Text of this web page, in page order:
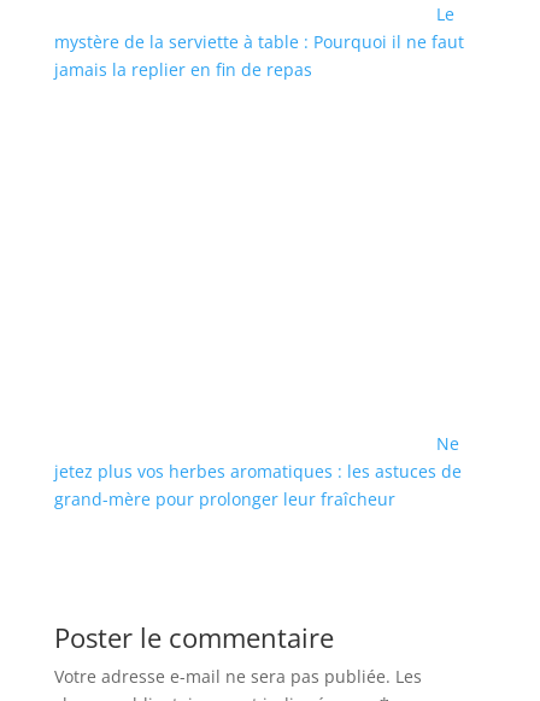
Le
mystère de la serviette à table : Pourquoi il ne faut
jamais la replier en fin de repas
Ne
jetez plus vos herbes aromatiques : les astuces de
grand-mère pour prolonger leur fraîcheur
Poster le commentaire
Votre adresse e-mail ne sera pas publiée. Les